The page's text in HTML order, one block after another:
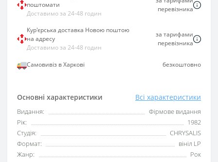
Основні характеристики Всі характеристики
Видання:
Фірмове видання
Рік:
1982
Студія:
CHRYSALIS
Формат:
вініл LP
Жанр:
Рок
поштомати
Доставимо за 24-48 годин
перевізника
Кур'єрська доставка Новою поштою
на адресу
Доставимо за 24-48 годин
за тарифами
перевізника
Самовивіз в Харкові безкоштовно